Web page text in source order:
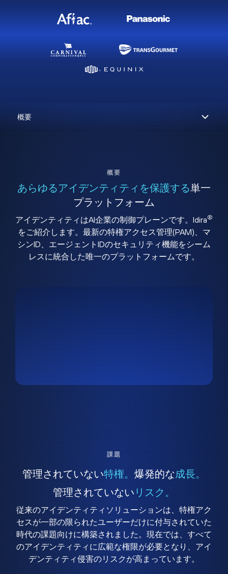
概要
あらゆるアイデンティティを保護する単一
プラットフォーム
アイデンティティはAI企業の制御プレーンです。Idira®
をご紹介します。最新の特権アクセス管理(PAM)、マ
シンID、エージェントIDのセキュリティ機能をシーム
レスに統合した唯一のプラットフォームです。
課題
管理されていない特権。 爆発的な成長。
管理されていない リスク。
従来のアイデンティティソリューションは、特権アク
セスが一部の限られたユーザーだけに付与されていた
時代の課題向けに構築されました。現在では、すべて
のアイデンティティに広範な権限が必要となり、アイ
デンティティ侵害のリスクが高まっています。